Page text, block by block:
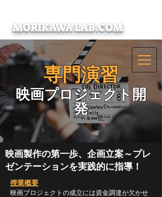
MORIKAWA LAB.COM
専門演習
​映画プロジェクト開
発
映画製作の第一歩、企画立案～プレ
ゼンテーションを実践的に指導！
授業概要
映画プロジェクトの成立には資金調達が欠かせ